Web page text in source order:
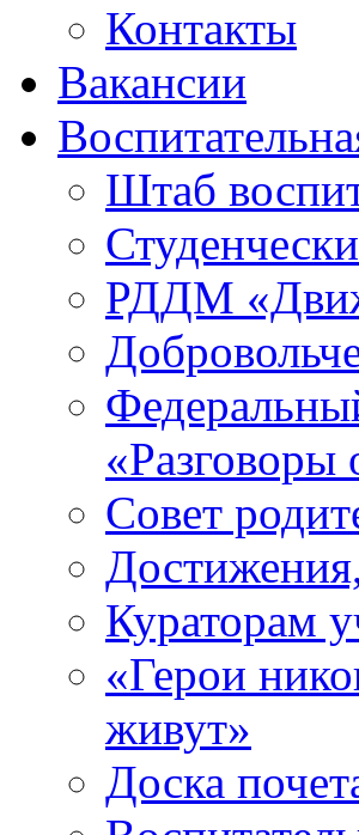
Контакты
Вакансии
Штаб
РДДМ
Совет
Кураторам
«Герои
живут»
Доска